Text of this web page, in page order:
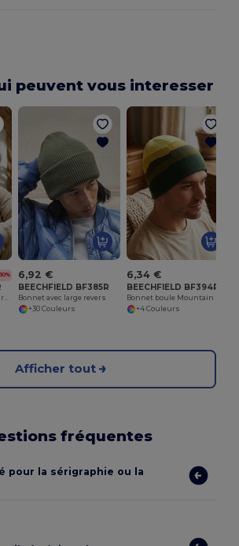
peuvent vous interesser
6,92 €
BEECHFIELD BF385R
Bonnet avec large revers
+30 Couleurs
6,34 €
BEECHFIELD BF394R
+4 Couleurs
Afficher tout
fréquentes
pour la sérigraphie ou la